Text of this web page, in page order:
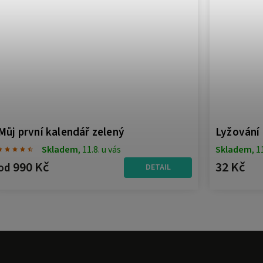
Lyžování - magnetka-butonek
Skladem , 11.8. u vás
32 Kč DO KOŠÍKU 32 Kč